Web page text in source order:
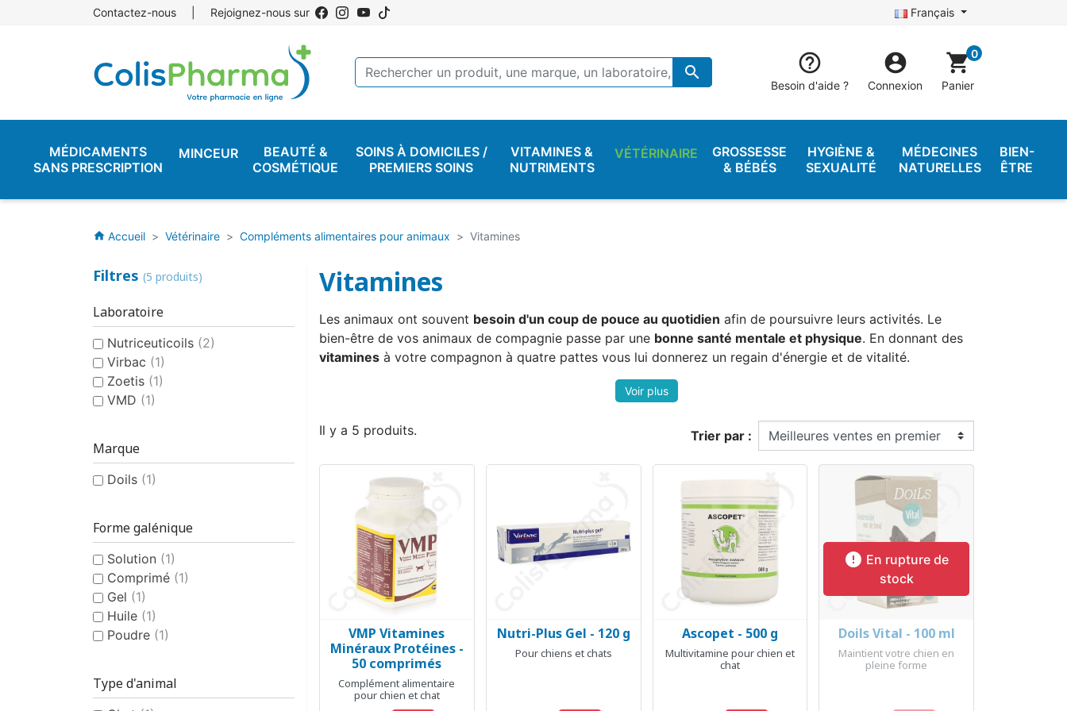
Contactez-nous Rejoignez-nous sur Français
 
Besoin d'aide ?

Connexion
shopping_cart0
Panier
MÉDICAMENTS
SANS PRESCRIPTION
MINCEUR
BEAUTÉ &
COSMÉTIQUE
SOINS À DOMICILES /
PREMIERS SOINS
VITAMINES &
NUTRIMENTS
VÉTÉRINAIRE
GROSSESSE
& BÉBÉS
HYGIÈNE &
SEXUALITÉ
MÉDECINES
NATURELLES
BIEN-
ÊTRE
home Accueil Vétérinaire Compléments alimentaires pour animaux Vitamines
Filtres (5 produits)
Laboratoire
Nutriceuticoils (2)
Virbac (1)
Zoetis (1)
VMD (1)
Marque
Doils (1)
Forme galénique
Solution (1)
Comprimé (1)
Gel (1)
Huile (1)
Poudre (1)
Type d'animal
Vitamines
Les animaux ont souvent besoin d'un coup de pouce au quotidien afin de poursuivre leurs activités. Le
bien-être de vos animaux de compagnie passe par une bonne santé mentale et physique. En donnant des
vitamines à votre compagnon à quatre pattes vous lui donnerez un regain d'énergie et de vitalité.
Il y a 5 produits. Trier par :
Aperçu rapide
VMP Vitamines
Minéraux Protéines -
50 comprimés
Complément alimentaire
pour chien et chat
Aperçu rapide
Nutri-Plus Gel - 120 g
Pour chiens et chats
Aperçu rapide
Ascopet - 500 g
Multivitamine pour chien et
chat
 En rupture de
stock
 Aperçu rapide
Doils Vital - 100 ml
Maintient votre chien en
pleine forme